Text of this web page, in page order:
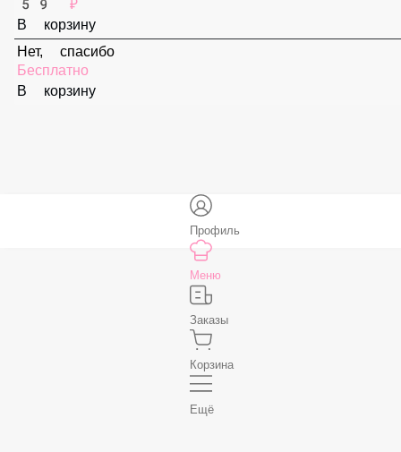
Соус «Ореховый»
59 ₽
В корзину
Соус «Спайси»
Профиль
Меню